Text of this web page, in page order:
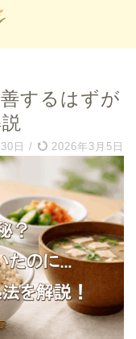
するはずが
日 / 2026年3月5日